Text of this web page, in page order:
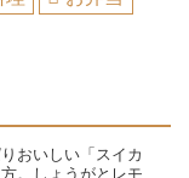
おいしい「スイカ
。しょうがとレモ